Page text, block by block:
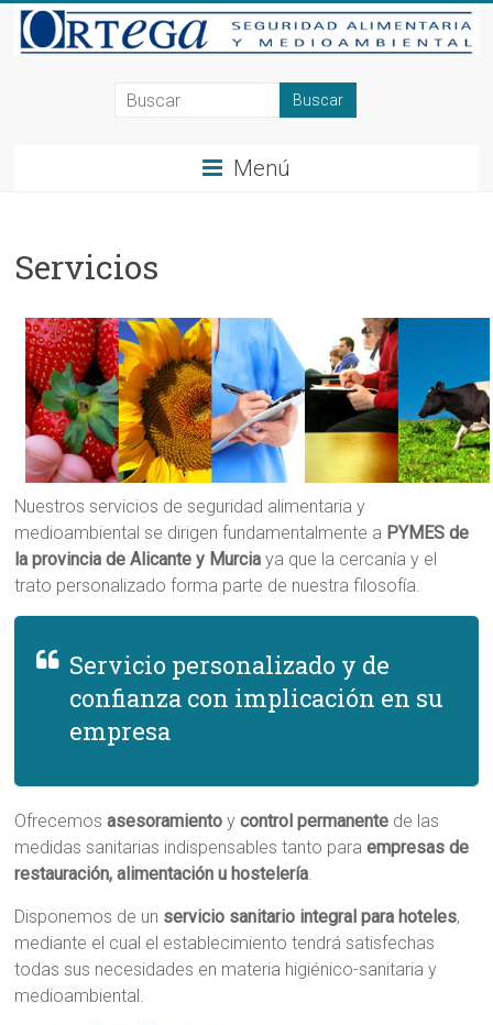
Saltar
contenido
Consultoría
y
Medioambiente
en
Alicante,
Elche,
Ortega
Menú
Servicios
Nuestros servicios de seguridad alimentaria y
medioambiental se dirigen fundamentalmente a PYMES de
la provincia de Alicante y Murcia ya que la cercanía y el
trato personalizado forma parte de nuestra filosofía.
Servicio personalizado y de
confianza con implicación en su
empresa
Ofrecemosasesoramiento ycontrol permanente de las
medidas sanitarias indispensables tanto paraempresas de
restauración, alimentación u hostelería.
Disponemos de un servicio sanitario integral para hoteles,
mediante el cual el establecimiento tendrá satisfechas
todas sus necesidades en materia higiénico-sanitaria y
medioambiental.